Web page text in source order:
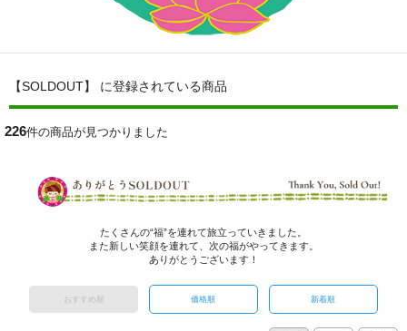
【SOLDOUT】 に登録されている商品
226件の商品が見つかりました
たくさんの“福”を連れて旅立っていきました。
また新しい笑顔を連れて、次の福がやってきます。
ありがとうございます！
おすすめ順 価格順 新着順